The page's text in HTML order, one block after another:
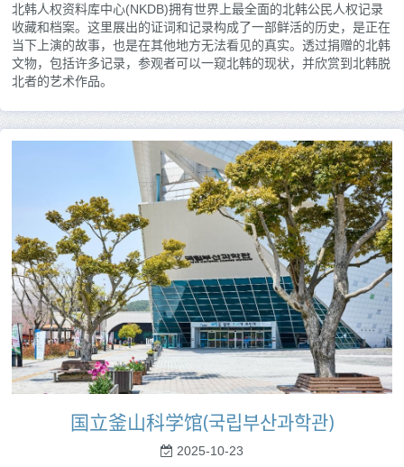
北韩人权资料库中心(NKDB)拥有世界上最全面的北韩公民人权记录
收藏和档案。这里展出的证词和记录构成了一部鲜活的历史，是正在
当下上演的故事，也是在其他地方无法看见的真实。透过捐赠的北韩
文物，包括许多记录，参观者可以一窥北韩的现状，并欣赏到北韩脱
北者的艺术作品。
国立釜山科学馆(국립부산과학관)
2025-10-23